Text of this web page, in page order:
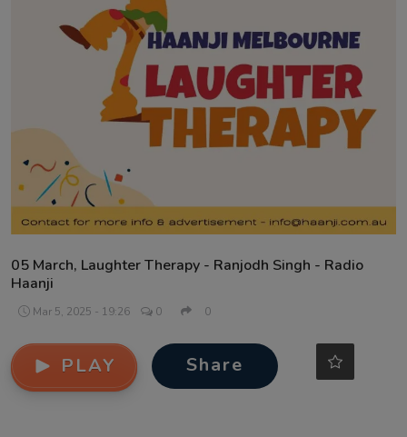
Matrimonial
Contact
05 March, Laughter Therapy - Ranjodh Singh - Radio
Haanji
Mar 5, 2025 - 19:26 0 0
PLAY Share